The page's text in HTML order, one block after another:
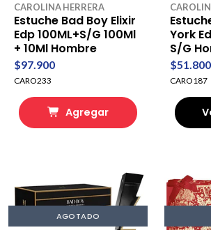
CAROLINA HERRERA
Estuche Bad Boy Elixir
Edp 100ML+S/G 100Ml
+ 10Ml Hombre
$97.900
CARO233
Agregar
York
S/G
$51.800
CARO187
AGOTADO